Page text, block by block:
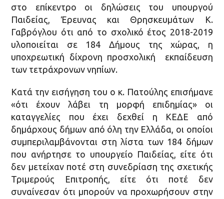
στο επίκεντρο οι δηλώσεις του υπουργού
Παιδείας, Έρευνας και Θρησκευμάτων Κ.
Γαβρόγλου ότι από το σχολικό έτος 2018-2019
υλοποιείται σε 184 Δήμους της χώρας, η
υποχρεωτική δίχρονη προσχολική εκπαίδευση
των τετράχρονων νηπίων.
Κατά την εισήγηση του ο κ. Πατούλης επισήμανε
«ότι έχουν λάβει τη μορφή επιδημίας» οι
καταγγελίες που έχει δεχθεί η ΚΕΔΕ από
δημάρχους δήμων από όλη την Ελλάδα, οι οποίοι
συμπεριλαμβάνονται στη λίστα των 184 δήμων
που ανήρτησε το υπουργείο Παιδείας, είτε ότι
δεν μετείχαν ποτέ στη συνεδρίαση της σχετικής
Τριμερούς Επιτροπής, είτε ότι ποτέ δεν
συναίνεσαν ότι μπορούν να προχωρήσουν στην